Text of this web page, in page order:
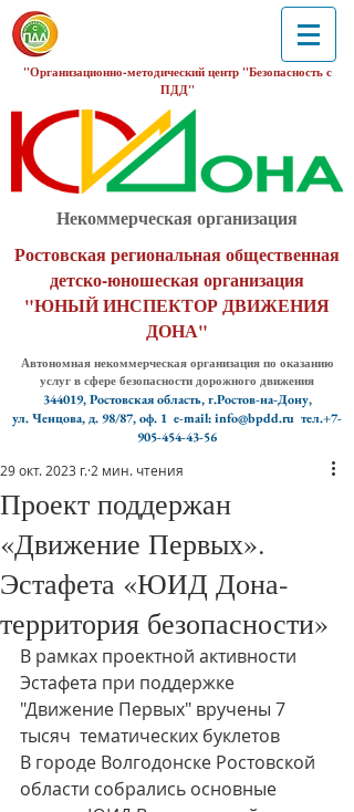
"Организационно-методический центр "Безопасность с
ПДД"
Некоммерческая организация
Ростовская региональная общественная
детско-юношеская организация
"ЮНЫЙ ИНСПЕКТОР ДВИЖЕНИЯ
ДОНА"
Автономная некоммерческая организация по оказанию
услуг в сфере безопасности дорожного движения
344019, Ростовская область, г.Ростов-на-Дону,
ул. Ченцова, д. 98/87, оф. 1 e-mail: info@bpdd.ru тел.+7-
905-454-43-56
Проект поддержан
«Движение Первых».
Эстафета «ЮИД Дона-
территория безопасности»
29 окт. 2023 г. 2 мин. чтения
В рамках проектной активности
Эстафета при поддержке
"Движение Первых" вручены 7
тысяч  тематических буклетов
В городе Волгодонске Ростовской
области собрались основные